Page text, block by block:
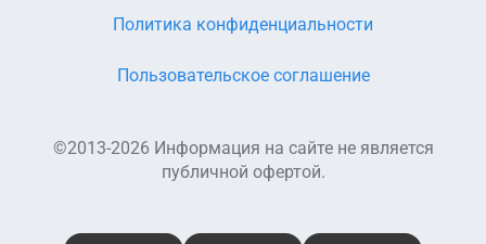
©2013-2026 Информация на сайте не является
публичной офертой.
Пользовательское соглашение
Политика конфиденциальности